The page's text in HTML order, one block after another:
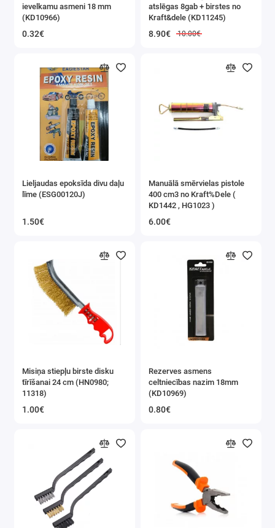
Instrumentu komplekti
Mērinstrumenti
Poliuretāna putu pistoles
Magnētiskie turētāji
Sešstūra atslēgas
Kniedētāji
Citi instrumenti
Darbam ar kabeļiem
ievelkamu asmeni 18 mm
(KD10966)
0.32€
atslēgas 8gab + birstes no
Kraft&dele (KD11245)
8.90€ 10.00€
Lieljaudas epoksīda divu daļu
līme (ESG00120J)
1.50€
Manuālā smērvielas pistole
400 cm3 no Kraft%Dele (
KD1442 , HG1023 )
6.00€
Misiņa stiepļu birste disku
tīrīšanai 24 cm (HN0980;
11318)
1.00€
Rezerves asmens
celtniecības nazim 18mm
(KD10969)
0.80€